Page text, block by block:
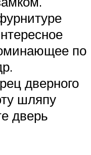
по
дверного
шляпу
дверь